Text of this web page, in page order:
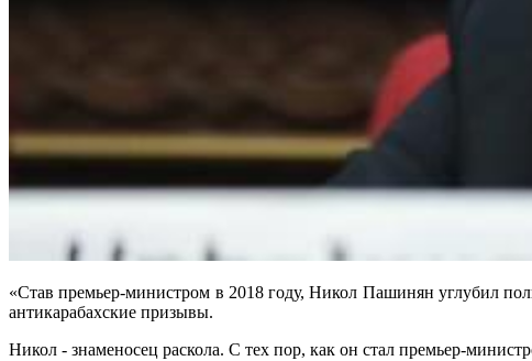
«Став премьер-министром в 2018 году, Никол Пашинян углубил
антикарабахские призывы.
Никол - знаменосец раскола. С тех пор, как он стал премьер-